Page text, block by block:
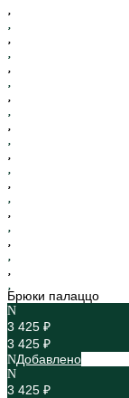
Брюки палаццо
3 425 ₽
3 425 ₽
Добавлено
3 425 ₽